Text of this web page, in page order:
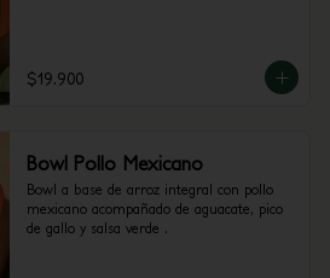
$19.900
Bowl Pollo Mexicano
Bowl a base de arroz integral con pollo
mexicano acompañado de aguacate, pico
de gallo y salsa verde .